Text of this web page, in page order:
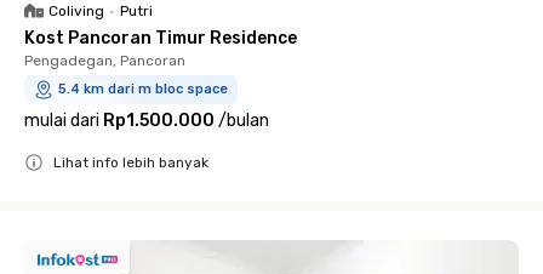
Coliving • Putri
Kost Pancoran Timur Residence
Pengadegan, Pancoran
5.4 km dari m bloc space
mulai dari Rp1.500.000 /bulan
Lihat info lebih banyak